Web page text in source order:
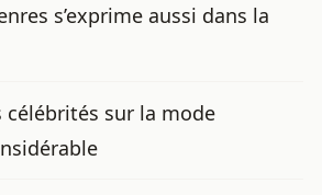
s’exprime aussi dans la
célébrités sur la mode